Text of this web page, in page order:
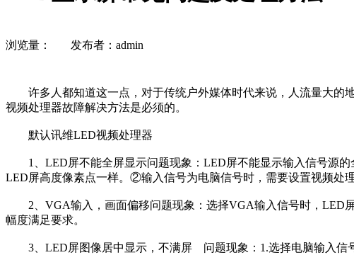
浏览量： 发布者：admin
许多人都知道这一点，对于传统户外媒体时代来说，人流量大的
视频处理器故障解决方法是必须的。
默认讯维LED视频处理器
1、LED屏不能全屏显示问题现象：LED屏不能显示输入信号源的
LED屏高度像素点一样。②输入信号为电脑信号时，需要设置视频处
2、VGA输入，画面偏移问题现象：选择VGA输入信号时，LED
幅度满足要求。
3、LED屏图像居中显示，不满屏 问题现象：1.选择电脑输入信